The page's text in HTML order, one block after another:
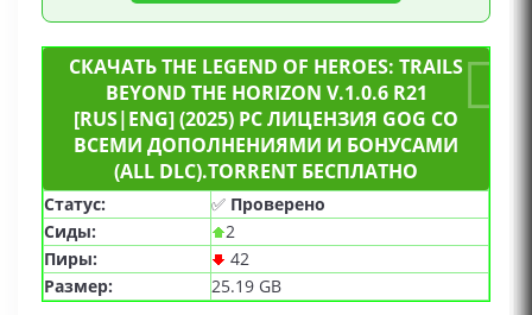
СКАЧАТЬ THE LEGEND OF HEROES: TRAILS
BEYOND THE HORIZON V.1.0.6 R21
[RUS|ENG] (2025) PC ЛИЦЕНЗИЯ GOG СО
ВСЕМИ ДОПОЛНЕНИЯМИ И БОНУСАМИ
(ALL DLC).TORRENT БЕСПЛАТНО
Статус: ✅ Проверено
Сиды:
2
Пиры:
42
Размер:
25.19 GB